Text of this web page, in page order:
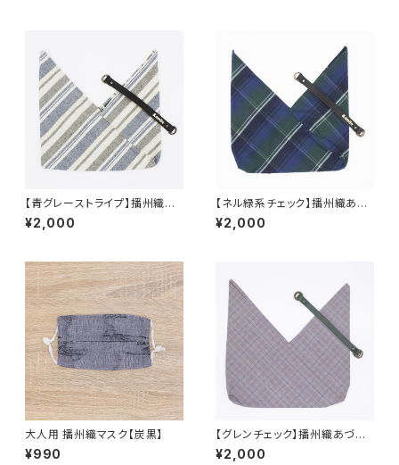
【青グレーストライプ】播州織あ
づま袋
¥2,000
【ネル緑系チェック】播州織あづ
ま袋
¥2,000
大人用 播州織マスク【炭黒】
¥990
【グレンチェック】播州織あづま
袋
¥2,000